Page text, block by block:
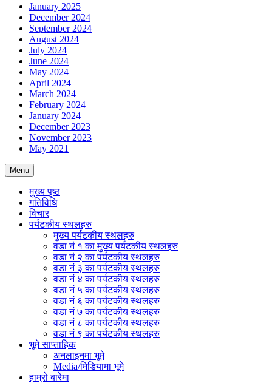
January 2025
December 2024
September 2024
August 2024
July 2024
June 2024
May 2024
April 2024
March 2024
February 2024
January 2024
December 2023
November 2023
May 2021
Menu
मुख्य पृष्ठ
गतिविधि
विचार
पर्यटकीय स्थलहरु
मुख्य पर्यटकीय स्थलहरु
वडा नं १ का मुख्य पर्यटकीय स्थलहरु
वडा नं २ का पर्यटकीय स्थलहरु
वडा नं ३ का पर्यटकीय स्थलहरु
वडा नं ४ का पर्यटकीय स्थलहरु
वडा नं ५ का पर्यटकीय स्थलहरु
वडा नं ६ का पर्यटकीय स्थलहरु
वडा नं ७ का पर्यटकीय स्थलहरु
वडा नं ८ का पर्यटकीय स्थलहरु
वडा नं ९ का पर्यटकीय स्थलहरु
भूमे साप्ताहिक
अनलाइनमा भूमे
Media/मिडियामा भूमे
हाम्रो बारेमा